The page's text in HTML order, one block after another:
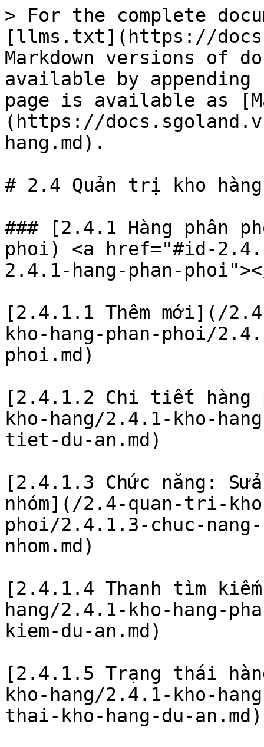
> For the complete
[llms.txt](https://
Markdown versions of
available by
page is available as
(https://
hang.md).
# 2.4 Quản trị kho hàng
### [2.4.1 Hàng phân
phoi) <a href="#id-
2.4.1-hang-phan-
[2.4.1.1 Thêm mới](/
kho-hang-phan-phoi/
phoi.md)
[2.4.1.2 Chi tiết hàng
kho-hang/2.4.1-kho-
tiet-du-an.md)
[2.4.1.3 Chức năng:
nhóm](/2.4-quan-tri-
phoi/2.4.1.3-chuc-
nhom.md)
[2.4.1.4 Thanh tìm
hang/2.4.1-kho-hang-
kiem-du-an.md)
[2.4.1.5 Trạng thái
kho-hang/2.4.1-kho-
thai-kho-hang-du-an.md)